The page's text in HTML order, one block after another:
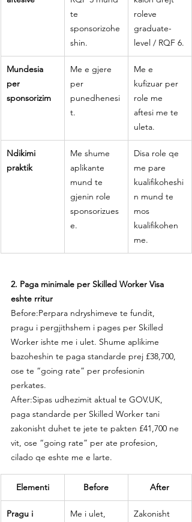
te
sponsorizohe
shin.
roleve
graduate-
level / RQF 6.
Mundesia
per
sponsorizim
Me e gjere
per
punedhenesi
t.
Me e
kufizuar per
role me
aftesi me te
uleta.
Ndikimi
praktik
Me shume
aplikante
mund te
gjenin role
sponsorizues
e.
Disa role qe
me pare
kualifikoheshi
n mund te
mos
kualifikohen
me.
2. Paga minimale per Skilled Worker Visa
eshte rritur
Before:Perpara ndryshimeve te fundit,
pragu i pergjithshem i pages per Skilled
Worker ishte me i ulet. Shume aplikime
bazoheshin te paga standarde prej £38,700,
ose te “going rate” per profesionin
perkates.
After:Sipas udhezimit aktual te GOV.UK,
paga standarde per Skilled Worker tani
zakonisht duhet te jete te pakten £41,700 ne
vit, ose “going rate” per ate profesion,
cilado qe eshte me e larte.
Elementi Before After
Pragu i
Me i ulet,
Zakonisht